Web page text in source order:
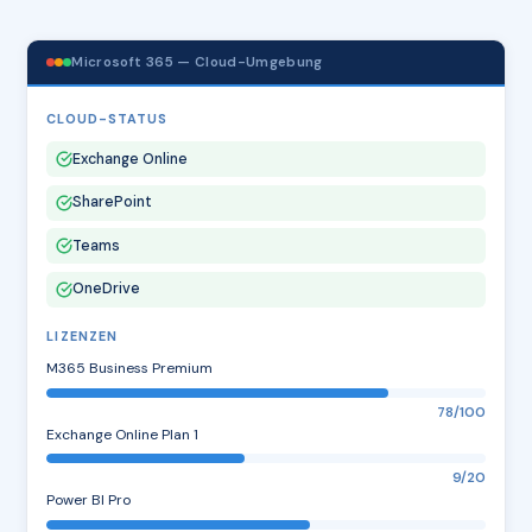
Microsoft 365 — Cloud-Umgebung
CLOUD-STATUS
Exchange Online
SharePoint
Teams
OneDrive
LIZENZEN
M365 Business Premium
78/100
Exchange Online Plan 1
9/20
Power BI Pro